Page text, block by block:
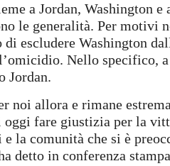
a Jordan, Washington e
le generalità. Per motivi
di escludere Washington
Nello specifico,
Jordan.
noi allora e rimane
oggi fare giustizia per la
la comunità che si è
detto in conferenza